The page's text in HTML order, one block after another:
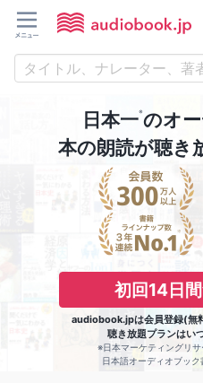
日本一※のオ
本の朗読が聴き
初回14日
audiobook.jpは会員登録(無
聴き放題プランはい
※日本マーケティングリ
日本語オーディオブッ